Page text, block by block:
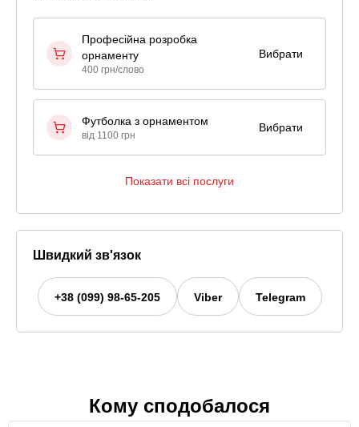
Професійна розробка
орнаменту
400 грн/слово
Вибрати
Футболка з орнаментом
від 1100 грн
Вибрати
Показати всі послуги
Швидкий зв'язок
+38 (099) 98-65-205 Viber Telegram
Кому сподобалося